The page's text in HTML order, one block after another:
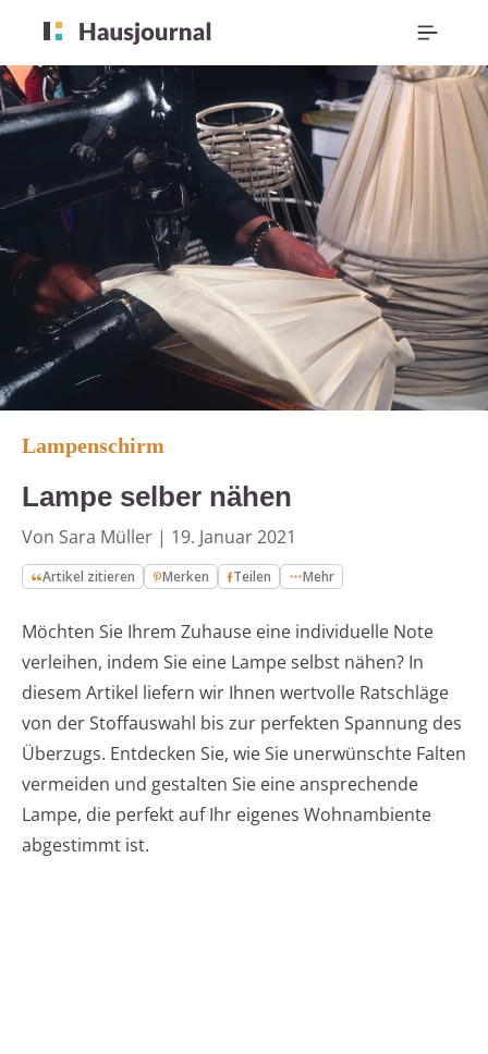
Lampenschirm
Lampe selber nähen
Von Sara Müller | 19. Januar 2021
Artikel zitieren Merken Teilen Mehr
Möchten Sie Ihrem Zuhause eine individuelle Note
verleihen, indem Sie eine Lampe selbst nähen? In
diesem Artikel liefern wir Ihnen wertvolle Ratschläge
von der Stoffauswahl bis zur perfekten Spannung des
Überzugs. Entdecken Sie, wie Sie unerwünschte Falten
vermeiden und gestalten Sie eine ansprechende
Lampe, die perfekt auf Ihr eigenes Wohnambiente
abgestimmt ist.